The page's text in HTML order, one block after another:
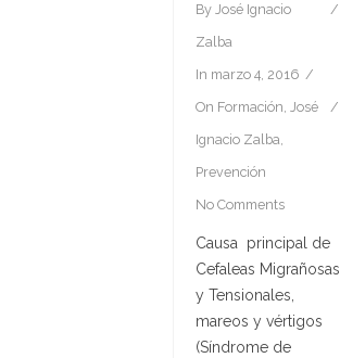
By José Ignacio
Zalba
In marzo 4, 2016
On Formación, José
Ignacio Zalba,
Prevención
No Comments
Causa principal de
Cefaleas Migrañosas
y Tensionales,
mareos y vértigos
(Síndrome de